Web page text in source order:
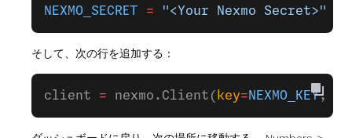
NEXMO_SECRET = "<Your Nexmo Secret>"
そして、次の行を追加する：
client = nexmo.Client( key=NEXMO_KEY,